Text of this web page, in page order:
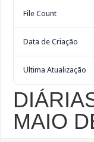
File Count
Data de Criação
Ultima Atualização
MAIO